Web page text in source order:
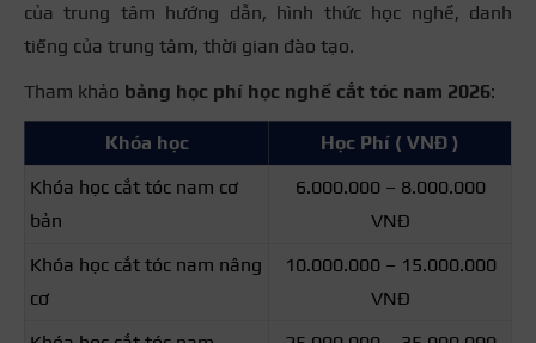
của trung tâm hướng dẫn, hình thức học nghề, danh
tiếng của trung tâm, thời gian đào tạo.
Tham khảo bảng học phí học nghề cắt tóc nam 2026:
Khóa học
Học Phí ( VNĐ )
Khóa học cắt tóc nam cơ
bản
6.000.000 – 8.000.000
VNĐ
Khóa học cắt tóc nam nâng
cơ
10.000.000 – 15.000.000
VNĐ